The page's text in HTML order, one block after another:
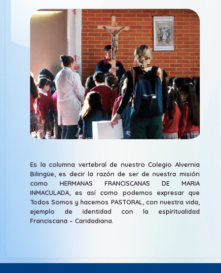
Es la columna vertebral de nuestro Colegio Alvernia
Bilingüe, es decir la razón de ser de nuestra misión
como HERMANAS FRANCISCANAS DE MARIA
INMACULADA, es así como podemos expresar que
Todos Somos y hacemos PASTORAL, con nuestra vida,
ejemplo de identidad con la espiritualidad
Franciscana – Caridadiana.